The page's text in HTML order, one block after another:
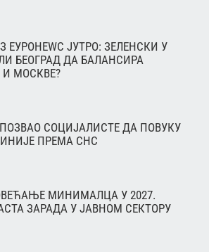
ЕУРОНЕWС ЈУТРО: ЗЕЛЕНСКИ У
БЕОГРАД ДА БАЛАНСИРА
МОСКВЕ?
СОЦИЈАЛИСТЕ ДА ПОВУКУ
ПРЕМА СНС
МИНИМАЛЦА У 2027.
ЗАРАДА У ЈАВНОМ СЕКТОРУ